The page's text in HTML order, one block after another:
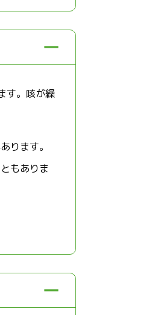
す。咳が繰
ります。
もありま